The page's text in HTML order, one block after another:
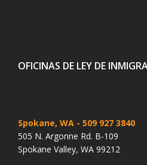
OFICINAS DE LEY DE
Spokane, WA - 509 927 3840
505 N. Argonne Rd. B-109
Spokane Valley, WA 99212